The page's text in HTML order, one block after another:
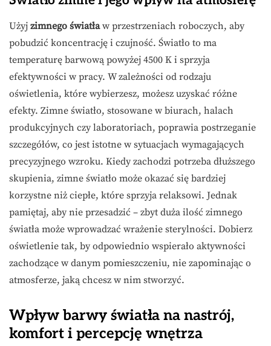
Użyj zimnego światław przestrzeniach roboczych, aby
pobudzić koncentrację i czujność. Światło to ma
temperaturę barwową powyżej 4500 K i sprzyja
efektywności w pracy. W zależności od rodzaju
oświetlenia, które wybierzesz, możesz uzyskać różne
efekty. Zimne światło, stosowane w biurach, halach
produkcyjnych czy laboratoriach, poprawia postrzeganie
szczegółów, co jest istotne w sytuacjach wymagających
precyzyjnego wzroku. Kiedy zachodzi potrzeba dłuższego
skupienia, zimne światło może okazać się bardziej
korzystne niż ciepłe, które sprzyja relaksowi. Jednak
pamiętaj, aby nie przesadzić – zbyt duża ilość zimnego
światła może wprowadzać wrażenie sterylności. Dobierz
oświetlenie tak, by odpowiednio wspierało aktywności
zachodzące w danym pomieszczeniu, nie zapominając o
atmosferze, jaką chcesz w nim stworzyć.
Wpływ barwy światła na nastrój,
komfort i percepcję wnętrza